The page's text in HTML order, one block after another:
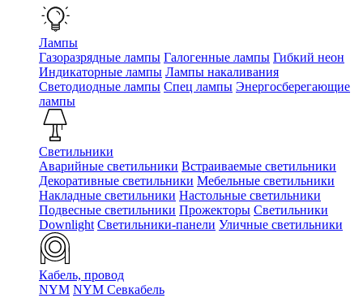
Лампы
Газоразрядные лампы Галогенные лампы Гибкий неон
Индикаторные лампы Лампы накаливания
Светодиодные лампы Спец лампы Энергосберегающие
лампы
Светильники
Аварийные светильники Встраиваемые светильники
Декоративные светильники Мебельные светильники
Накладные светильники Настольные светильники
Подвесные светильники Прожекторы Светильники
Downlight Светильники-панели Уличные светильники
Кабель, провод
NYM NYM Севкабель